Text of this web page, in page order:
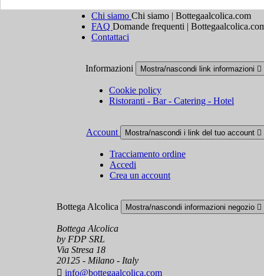
Chi siamo Chi siamo | Bottegaalcolica.com
FAQ Domande frequenti |
Contattaci
Informazioni Mostra/nascondi link informazioni 
Cookie policy
Ristoranti - Bar - Catering - Hotel
Account Mostra/nascondi i link del tuo account 
Tracciamento ordine
Accedi
Crea un account
Bottega Alcolica Mostra/nascondi informazioni negozio 
Bottega Alcolica
by FDP SRL
Via Stresa 18
20125 - Milano - Italy
 info@bottegaalcolica.com